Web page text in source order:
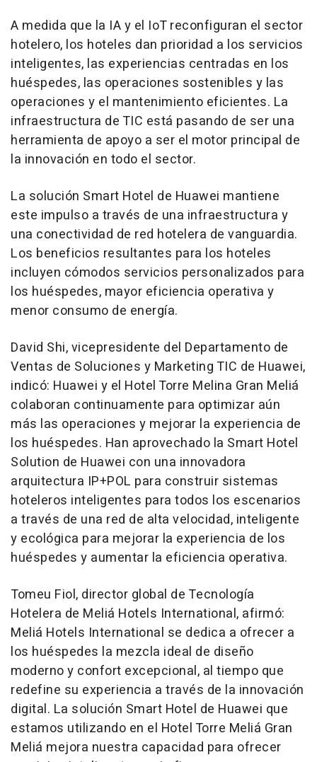
A medida que la IA y el IoT reconfiguran el sector
hotelero, los hoteles dan prioridad a los servicios
inteligentes, las experiencias centradas en los
huéspedes, las operaciones sostenibles y las
operaciones y el mantenimiento eficientes. La
infraestructura de TIC está pasando de ser una
herramienta de apoyo a ser el motor principal de
la innovación en todo el sector.
La solución Smart Hotel de Huawei mantiene
este impulso a través de una infraestructura y
una conectividad de red hotelera de vanguardia.
Los beneficios resultantes para los hoteles
incluyen cómodos servicios personalizados para
los huéspedes, mayor eficiencia operativa y
menor consumo de energía.
David Shi, vicepresidente del Departamento de
Ventas de Soluciones y Marketing TIC de Huawei,
indicó: Huawei y el Hotel Torre Melina Gran Meliá
colaboran continuamente para optimizar aún
más las operaciones y mejorar la experiencia de
los huéspedes. Han aprovechado la Smart Hotel
Solution de Huawei con una innovadora
arquitectura IP+POL para construir sistemas
hoteleros inteligentes para todos los escenarios
a través de una red de alta velocidad, inteligente
y ecológica para mejorar la experiencia de los
huéspedes y aumentar la eficiencia operativa.
Tomeu Fiol, director global de Tecnología
Hotelera de Meliá Hotels International, afirmó:
Meliá Hotels International se dedica a ofrecer a
los huéspedes la mezcla ideal de diseño
moderno y confort excepcional, al tiempo que
redefine su experiencia a través de la innovación
digital. La solución Smart Hotel de Huawei que
estamos utilizando en el Hotel Torre Meliá Gran
Meliá mejora nuestra capacidad para ofrecer